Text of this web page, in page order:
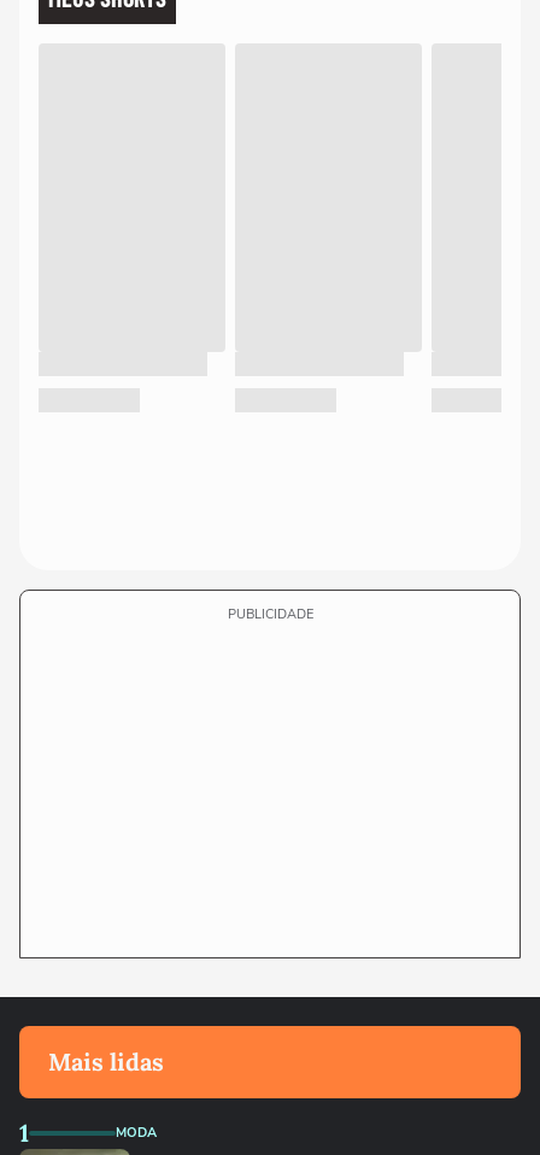
PUBLICIDADE
Mais lidas
1 MODA